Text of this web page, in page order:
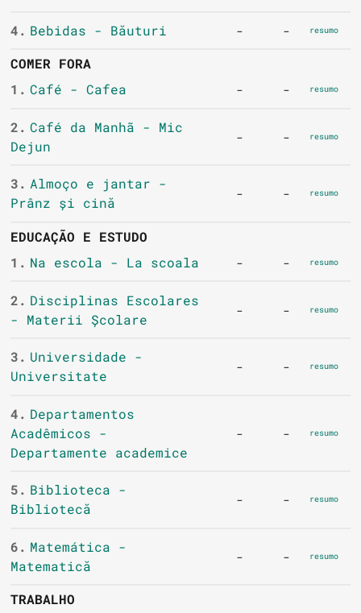
4. Bebidas - Băuturi - - resumo
COMER FORA
1. Café - Cafea - - resumo
2. Café da Manhã - Mic
Dejun
- - resumo
3. Almoço e jantar -
Prânz și cină
- - resumo
EDUCAÇÃO E ESTUDO
1. Na escola - La scoala - - resumo
2. Disciplinas Escolares
- Materii Școlare
- - resumo
3. Universidade -
Universitate
- - resumo
4. Departamentos
Acadêmicos -
Departamente academice
- - resumo
5. Biblioteca -
Bibliotecă
- - resumo
6. Matemática -
Matematică
- - resumo
TRABALHO